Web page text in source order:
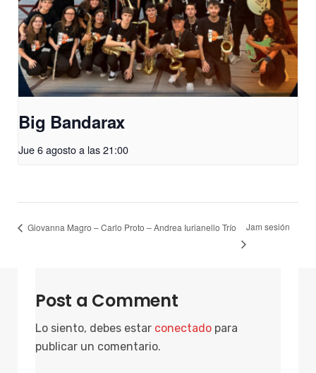
Big Bandarax
Jue 6 agosto a las 21:00
Giovanna Magro – Carlo Proto – Andrea Iurianello Trío Jam sesión
Post a Comment
Lo siento, debes estar conectado para
publicar un comentario.